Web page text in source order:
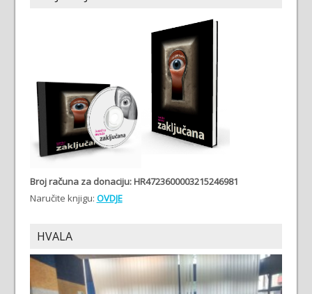
Broj računa za donaciju: HR4723600003215246981
Naručite knjigu: OVDJE
HVALA